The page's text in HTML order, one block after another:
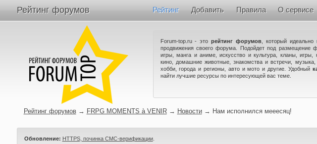
Рейтинг форумов Рейтинг Добавить Правила О сервисе
Forum-top.ru - эторейтинг форумов , который идеально
продвижения своего форума. Подойдет под размещение
игры, манга и аниме, искусство и культура, кланы, игры,
кино, домашние животные, знакомства и встречи,
хобби, города и регионы, авто и мото и другие. Удобный
найти лучшие ресурсы по интересующей вас теме.
Рейтинг форумов → FRPG MOMENTS à VENIR → Новости → Нам исполнился мееесяц!
Обновление: HTTPS, починка СМС-верификации.